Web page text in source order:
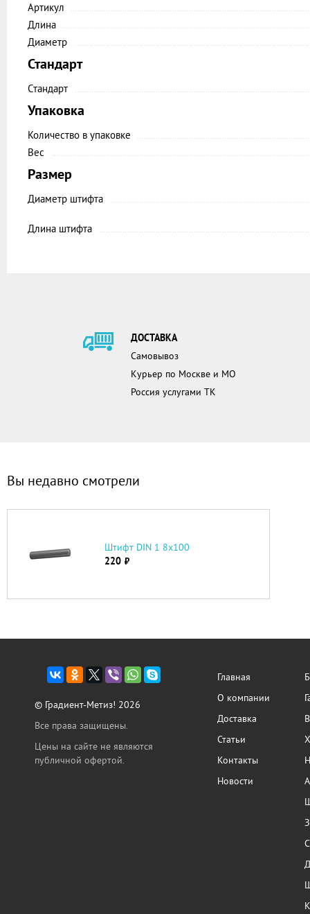
Артикул
Длина
Диаметр
Стандарт
Стандарт
Упаковка
Количество в упаковке
Вес
Размер
Диаметр ​штифта
Длина штифта
ДОСТАВКА
Самовывоз
Курьер по Москве и МО
Россия услугами ТК
Вы недавно смотрели
Штифт DIN 1 8х100
220 руб.
© Градиент-Метиз! 2026
Все права защищены.
Цены на сайте не являются
публичной офертой.
Главная
О компании
Доставка
Статьи
Контакты
Новости